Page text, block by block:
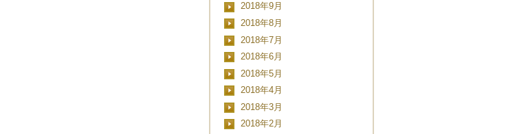
2018年9月
2018年8月
2018年7月
2018年6月
2018年5月
2018年4月
2018年3月
2018年2月